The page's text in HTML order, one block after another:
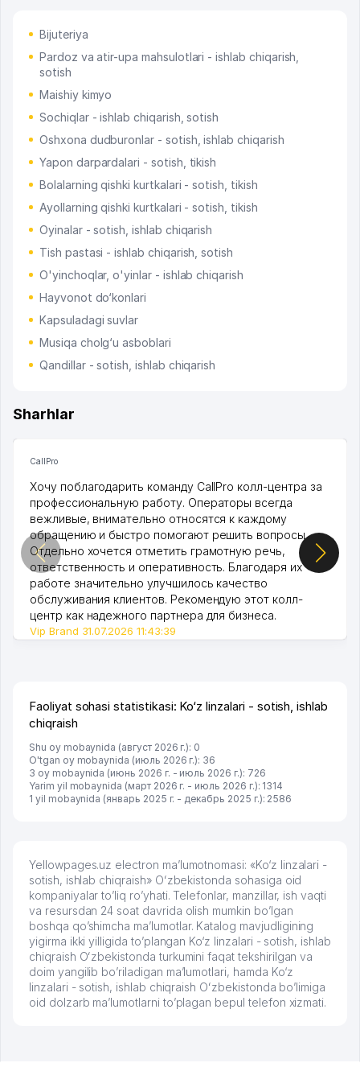
Bijuteriya
Pardoz va atir-upa mahsulotlari - ishlab chiqarish,
sotish
Maishiy kimyo
Sochiqlar - ishlab chiqarish, sotish
Oshxona dudburonlar - sotish, ishlab chiqarish
Yapon darpardalari - sotish, tikish
Bolalarning qishki kurtkalari - sotish, tikish
Ayollarning qishki kurtkalari - sotish, tikish
Oyinalar - sotish, ishlab chiqarish
Tish pastasi - ishlab chiqarish, sotish
O'yinchoqlar, o'yinlar - ishlab chiqarish
Hayvonot do‘konlari
Kapsuladagi suvlar
Musiqa cholg‘u asboblari
Qandillar - sotish, ishlab chiqarish
Sharhlar
CallPro
Хочу поблагодарить команду CallPro колл-центра за
профессиональную работу. Операторы всегда
вежливые, внимательно относятся к каждому
обращению и быстро помогают решить вопросы.
Отдельно хочется отметить грамотную речь,
ответственность и оперативность. Благодаря их
работе значительно улучшилось качество
обслуживания клиентов. Рекомендую этот колл-
центр как надежного партнера для бизнеса.
Vip Brand 31.07.2026 11:43:39
Faoliyat sohasi statistikasi: Ko‘z linzalari - sotish, ishlab
chiqraish
Shu oy mobaynida (август 2026 г.): 0
O'tgan oy mobaynida (июль 2026 г.): 36
3 oy mobaynida (июнь 2026 г. - июль 2026 г.): 726
Yarim yil mobaynida (март 2026 г. - июль 2026 г.): 1314
1 yil mobaynida (январь 2025 г. - декабрь 2025 г.): 2586
Yellowpages.uz electron ma’lumotnomasi: «Ko‘z linzalari -
sotish, ishlab chiqraish» Oʻzbekistonda sohasiga oid
kompaniyalar to’liq ro’yhati. Telefonlar, manzillar, ish vaqti
va resursdan 24 soat davrida olish mumkin bo’lgan
boshqa qo’shimcha ma’lumotlar. Katalog mavjudligining
yigirma ikki yilligida to’plangan Ko‘z linzalari - sotish, ishlab
chiqraish Oʻzbekistonda turkumini faqat tekshirilgan va
doim yangilib bo’riladigan ma’lumotlari, hamda Ko‘z
linzalari - sotish, ishlab chiqraish Oʻzbekistonda bo’limiga
oid dolzarb ma’lumotlarni to’plagan bepul telefon xizmati.